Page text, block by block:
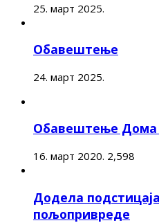
25. март 2025.
Обавештење
24. март 2025.
Обавештење Дома
16. март 2020. 2,598
Додела
пољопривреде